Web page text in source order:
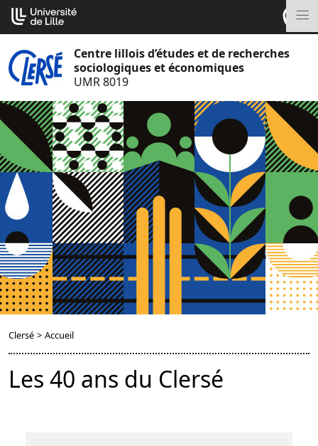
Aller
au
contenu
Centre lillois d’études et de recherches
sociologiques et économiques
UMR 8019
Clersé > Accueil
Les 40 ans du Clersé
Cookies management panel